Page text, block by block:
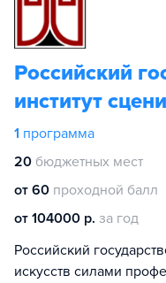
Российский
институт
1 программа
20 бюджетных мест
от 60 проходной балл
от 104000 р. за год
Российский
искусств силами